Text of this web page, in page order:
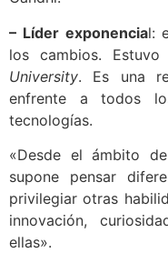
– Líder exponencial:
los cambios.
University. Es una
enfrente a todos
tecnologías.
«Desde el ámbito
supone pensar
privilegiar otras
innovación,
ellas».